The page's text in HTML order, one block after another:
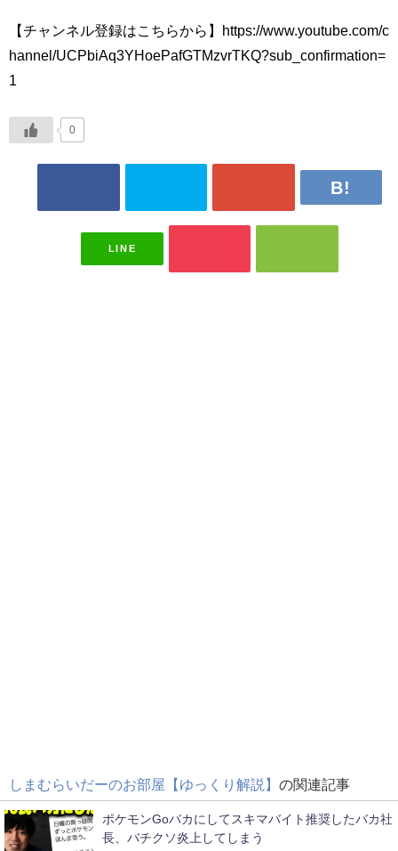
【チャンネル登録はこちらから】https://www.youtube.com/c
hannel/UCPbiAq3YHoePafGTMzvrTKQ?sub_confirmation=
1
0
LINE
しまむらいだーのお部屋【ゆっくり解説】 の関連記事
ポケモンGoバカにしてスキマバイト推奨したバカ社
長、バチクソ炎上してしまう